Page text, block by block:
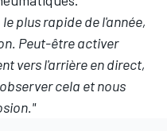
plus rapide de l'année,
Peut-être activer
vers l'arrière en direct,
cela et nous